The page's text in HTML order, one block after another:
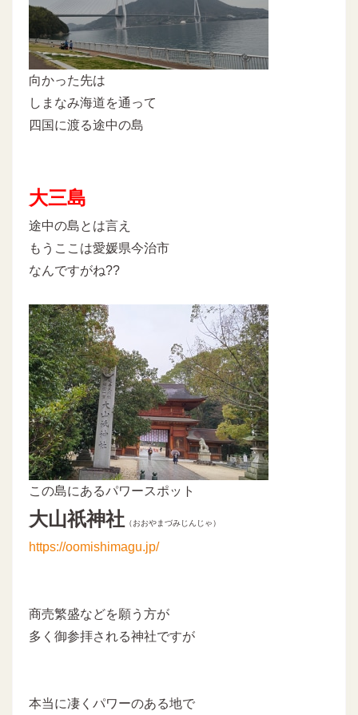
向かった先は
しまなみ海道を通って
四国に渡る途中の島
大三島
途中の島とは言え
もうここは愛媛県今治市
なんですがね??
この島にあるパワースポット
大山祇神社 （おおやまづみじんじゃ）
https://oomishimagu.jp/
商売繁盛などを願う方が
多く御参拝される神社ですが
本当に凄くパワーのある地で